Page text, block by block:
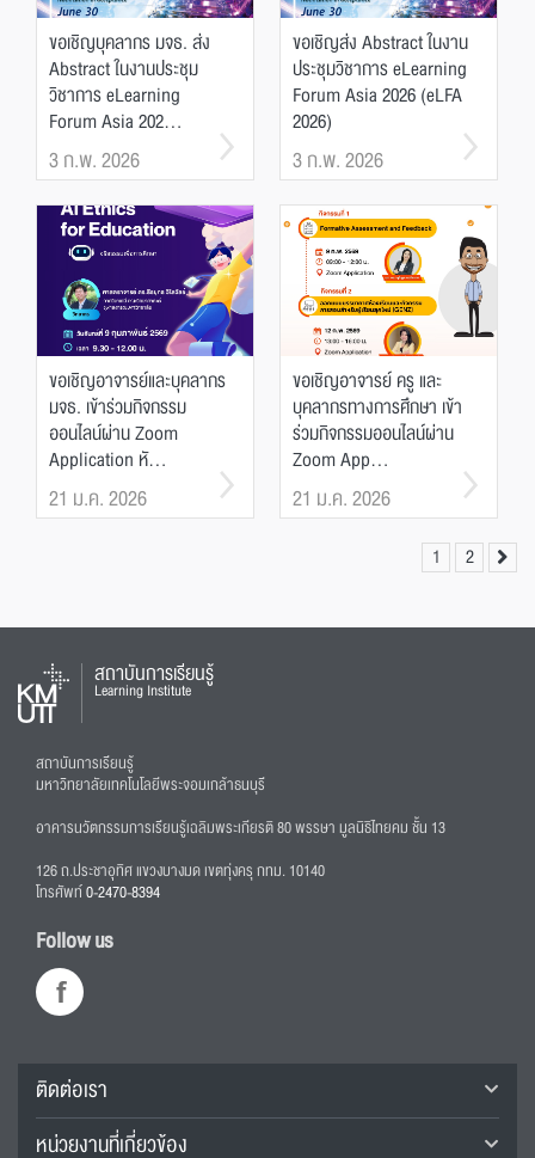
ขอเชิญบุคลากร มจธ. ส่ง
Abstract ในงานประชุม
วิชาการ eLearning
Forum Asia 202...
3 ก.พ. 2026
ขอเชิญส่ง Abstract ในงาน
ประชุมวิชาการ eLearning
Forum Asia 2026 (eLFA
2026)
3 ก.พ. 2026
ขอเชิญอาจารย์และบุคลากร
มจธ. เข้าร่วมกิจกรรม
ออนไลน์ผ่าน Zoom
Application หั...
21 ม.ค. 2026
ขอเชิญอาจารย์ ครู และ
บุคลากรทางการศึกษา เข้า
ร่วมกิจกรรมออนไลน์ผ่าน
Zoom App...
21 ม.ค. 2026
1 2
สถาบันการเรียนรู้
Learning Institute
สถาบันการเรียนรู้
มหาวิทยาลัยเทคโนโลยีพระจอมเกล้าธนบุรี
อาคารนวัตกรรมการเรียนรู้เฉลิมพระเกียรติ 80 พรรษา มูลนิธิไทยคม ชั้น 13
126 ถ.ประชาอุทิศ แขวงบางมด เขตทุ่งครุ กทม. 10140
โทรศัพท์0-2470-8394
Follow us
ติดต่อเรา
หน่วยงานที่เกี่ยวข้อง